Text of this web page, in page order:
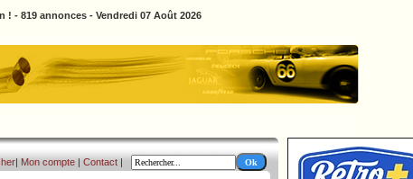
- 819 annonces - Vendredi 07 Août 2026
| Mon compte | Contact |